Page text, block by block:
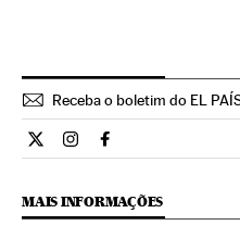
Receba o boletim do EL
Internacional El País Brasil
Internacional El País
Internacional El
MAIS INFORMAÇÕES